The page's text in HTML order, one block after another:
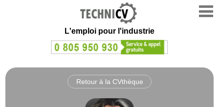
L'emploi pour l'industrie
Retour à la CVthèque